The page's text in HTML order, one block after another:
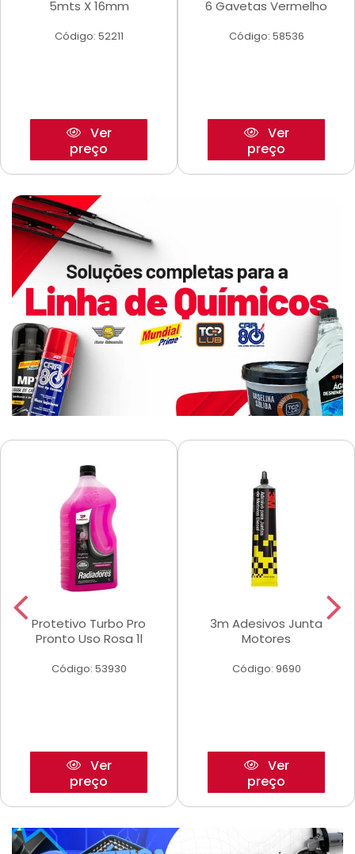
5mts X 16mm
Código: 52211
Ver
preço
6 Gavetas Vermelho
Código: 58536
Ver
preço
Protetivo Turbo Pro
Pronto Uso Rosa 1l
Código: 53930
Ver
preço
3m Adesivos Junta
Motores
Código: 9690
Ver
preço